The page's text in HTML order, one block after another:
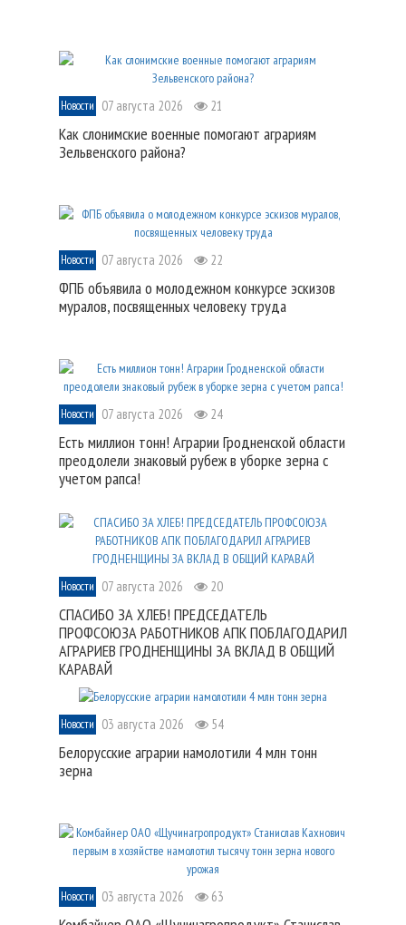
Новости 07 августа 2026 21
Как слонимские военные помогают аграриям
Зельвенского района?
Новости 07 августа 2026 22
ФПБ объявила о молодежном конкурсе эскизов
муралов, посвященных человеку труда
Новости 07 августа 2026 24
Есть миллион тонн! Аграрии Гродненской области
преодолели знаковый рубеж в уборке зерна с
учетом рапса!
Новости 07 августа 2026 20
СПАСИБО ЗА ХЛЕБ! ПРЕДСЕДАТЕЛЬ
ПРОФСОЮЗА РАБОТНИКОВ АПК ПОБЛАГОДАРИЛ
АГРАРИЕВ ГРОДНЕНЩИНЫ ЗА ВКЛАД В ОБЩИЙ
КАРАВАЙ
Новости 03 августа 2026 54
Белорусские аграрии намолотили 4 млн тонн
зерна
Новости 03 августа 2026 63